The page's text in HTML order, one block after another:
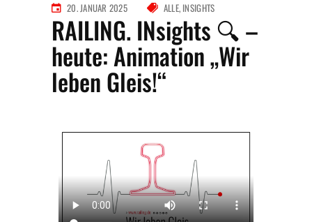
20. JANUAR 2025 ALLE INSIGHTS
RAILING. INsights 🔍 –
heute: Animation „Wir
leben Gleis!“